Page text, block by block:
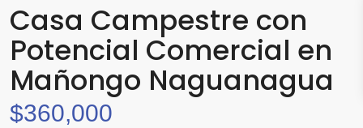
Casa Campestre con
Potencial Comercial en
Mañongo Naguanagua
$360,000